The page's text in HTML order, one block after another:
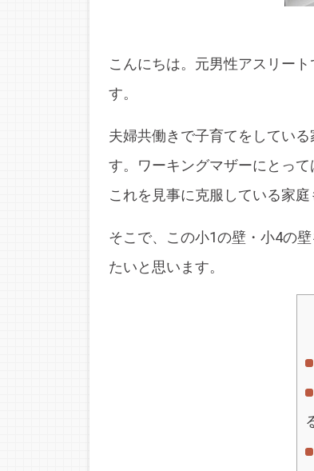
こんにちは。元男性アスリー
す。
夫婦共働きで子育てをしてい
す。ワーキングマザーにとっ
これを見事に克服している家庭
そこで、この小1の壁・小4の
たいと思います。